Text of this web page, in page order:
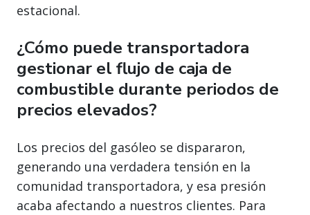
estacional.
¿Cómo puede transportadora
gestionar el flujo de caja de
combustible durante periodos de
precios elevados?
Los precios del gasóleo se dispararon,
generando una verdadera tensión en la
comunidad transportadora, y esa presión
acaba afectando a nuestros clientes. Para